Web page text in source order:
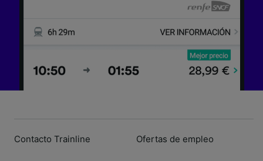
Contacto Trainline Ofertas de empleo